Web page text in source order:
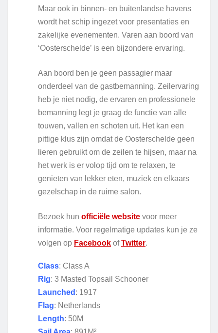
Maar ook in binnen- en buitenlandse havens
wordt het schip ingezet voor presentaties en
zakelijke evenementen. Varen aan boord van
‘Oosterschelde’ is een bijzondere ervaring.
Aan boord ben je geen passagier maar
onderdeel van de gastbemanning. Zeilervaring
heb je niet nodig, de ervaren en professionele
bemanning legt je graag de functie van alle
touwen, vallen en schoten uit. Het kan een
pittige klus zijn omdat de Oosterschelde geen
lieren gebruikt om de zeilen te hijsen, maar na
het werk is er volop tijd om te relaxen, te
genieten van lekker eten, muziek en elkaars
gezelschap in de ruime salon.
Bezoek hun officiële website voor meer
informatie. Voor regelmatige updates kun je ze
volgen op Facebook ofTwitter.
Class: Class A
Rig: 3 Masted Topsail Schooner
Launched : 1917
Flag: Netherlands
Length: 50M